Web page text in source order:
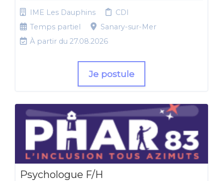
IME Les Dauphins
CDI
Temps partiel
Sanary-sur-Mer
À partir du 27.08.2026
Je postule
Psychologue F/H